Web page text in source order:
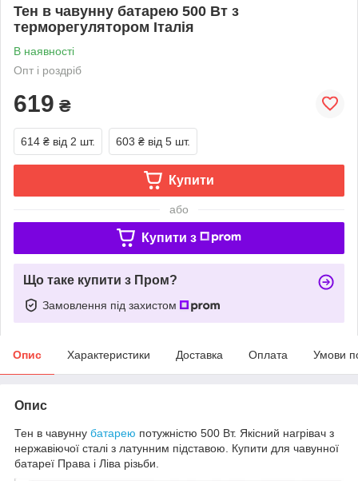
Тен в чавунну батарею 500 Вт з
терморегулятором Італія
В наявності
Опт і роздріб
619 ₴
614 ₴ від 2 шт. 603 ₴ від 5 шт.
Купити
або
Купити з
Що таке купити з Пром?
Замовлення під захистом
Опис Характеристики Доставка Оплата Умови
Опис
Тен в чавунну батарею потужністю 500 Вт. Якісний нагрівач з
нержавіючої сталі з латунним підставою. Купити для чавунної
батареї Права і Ліва різьби.